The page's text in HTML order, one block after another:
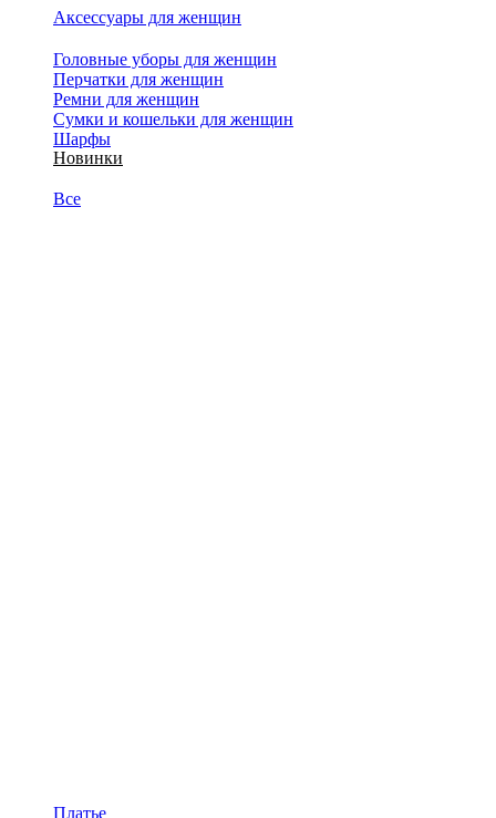
Аксессуары для женщин
Головные уборы для женщин
Перчатки для женщин
Ремни для женщин
Сумки и кошельки для женщин
Шарфы
Новинки
Все
Платье